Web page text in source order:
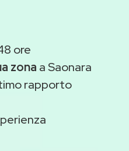
ore
zona a Saonara
rapporto